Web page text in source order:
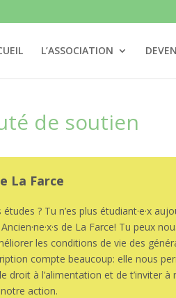
L’ASSOCIATION
de soutien
La Farce
? Tu n’es plus étudiant·e·x
de La Farce! Tu peux
les conditions de vie des
compte beaucoup: elle nous
droit à l’alimentation et de t’inviter
action.